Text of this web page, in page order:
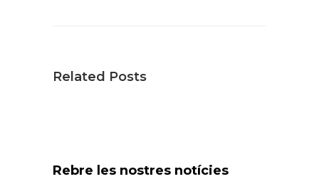
Related Posts
Rebre les nostres notícies